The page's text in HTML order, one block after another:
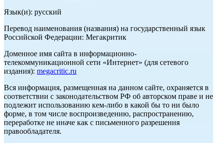
Язык(и): русский
Перевод наименования (названия) на государственный язык
Российской Федерации: Мегакритик
Доменное имя сайта в информационно-
телекоммуникационной сети «Интернет» (для сетевого
издания): megacritic.ru
Вся информация, размещенная на данном сайте, охраняется в
соответствии с законодательством РФ об авторском праве и не
подлежит использованию кем-либо в какой бы то ни было
форме, в том числе воспроизведению, распространению,
переработке не иначе как с письменного разрешения
правообладателя.